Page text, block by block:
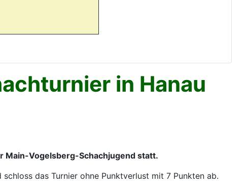
in Hanau
Main-Vogelsberg-Schachjugend statt.
das Turnier ohne Punktverlust mit 7 Punkten ab.